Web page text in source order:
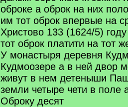
оброке а оброк на них
им тот оброк впервые на
Христово 133 (1624/5)
тот оброк платити на тот
У монастыря деревня
Кудмоозере а в ней двор
живут в нем детеныши
земли четыре чети в поле
Оброку десят